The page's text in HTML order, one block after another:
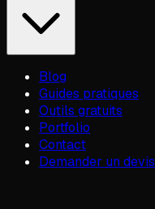
Blog
Guides pratiques
Outils gratuits
Portfolio
Contact
Demander un devis